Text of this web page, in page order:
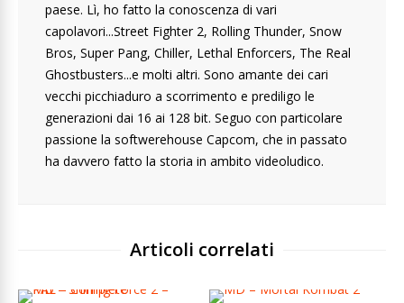
paese. Lì, ho fatto la conoscenza di vari
capolavori...Street Fighter 2, Rolling Thunder, Snow
Bros, Super Pang, Chiller, Lethal Enforcers, The Real
Ghostbusters...e molti altri. Sono amante dei cari
vecchi picchiaduro a scorrimento e prediligo le
generazioni dai 16 ai 128 bit. Seguo con particolare
passione la softwerehouse Capcom, che in passato
ha davvero fatto la storia in ambito videoludico.
Articoli correlati